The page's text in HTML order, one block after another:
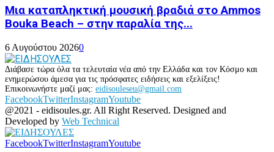
Μια καταπληκτική μουσική βραδιά στο Ammos
Bouka Beach – στην παραλία της...
6 Αυγούστου 20260
Διάβασε τώρα όλα τα τελευταία νέα από την Ελλάδα και τον Κόσμο και
ενημερώσου άμεσα για τις πρόσφατες ειδήσεις και εξελίξεις!
Επικοινωνήστε μαζί μας: eidisouleseu@gmail.com
FacebookTwitterInstagramYoutube
@2021 - eidisoules.gr. All Right Reserved. Designed and
Developed by Web Technical
FacebookTwitterInstagramYoutube